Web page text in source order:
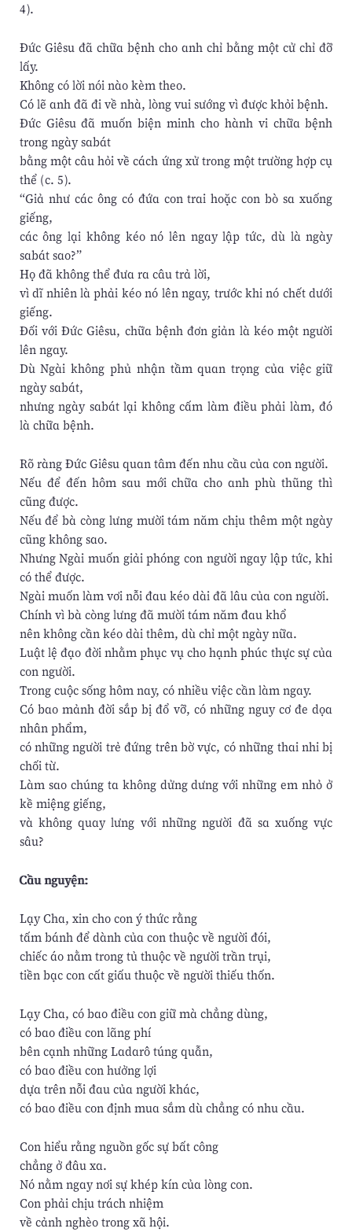
4).
Đức Giêsu đã chữa bệnh cho anh chỉ bằng một cử chỉ đỡ
lấy.
Không có lời nói nào kèm theo.
Có lẽ anh đã đi về nhà, lòng vui sướng vì được khỏi bệnh.
Đức Giêsu đã muốn biện minh cho hành vi chữa bệnh
trong ngày sabát
bằng một câu hỏi về cách ứng xử trong một trường hợp cụ
thể (c. 5).
“Giả như các ông có đứa con trai hoặc con bò sa xuống
giếng,
các ông lại không kéo nó lên ngay lập tức, dù là ngày
sabát sao?”
Họ đã không thể đưa ra câu trả lời,
vì dĩ nhiên là phải kéo nó lên ngay, trước khi nó chết dưới
giếng.
Đối với Đức Giêsu, chữa bệnh đơn giản là kéo một người
lên ngay.
Dù Ngài không phủ nhận tầm quan trọng của việc giữ
ngày sabát,
nhưng ngày sabát lại không cấm làm điều phải làm, đó
là chữa bệnh.
Rõ ràng Đức Giêsu quan tâm đến nhu cầu của con người.
Nếu để đến hôm sau mới chữa cho anh phù thũng thì
cũng được.
Nếu để bà còng lưng mười tám năm chịu thêm một ngày
cũng không sao.
Nhưng Ngài muốn giải phóng con người ngay lập tức, khi
có thể được.
Ngài muốn làm vơi nỗi đau kéo dài đã lâu của con người.
Chính vì bà còng lưng đã mười tám năm đau khổ
nên không cần kéo dài thêm, dù chỉ một ngày nữa.
Luật lệ đạo đời nhằm phục vụ cho hạnh phúc thực sự của
con người.
Trong cuộc sống hôm nay, có nhiều việc cần làm ngay.
Có bao mảnh đời sắp bị đổ vỡ, có những nguy cơ đe dọa
nhân phẩm,
có những người trẻ đứng trên bờ vực, có những thai nhi bị
chối từ.
Làm sao chúng ta không dửng dưng với những em nhỏ ở
kề miệng giếng,
và không quay lưng với những người đã sa xuống vực
sâu?
Cầu nguyện:
Lạy Cha, xin cho con ý thức rằng
tấm bánh để dành của con thuộc về người đói,
chiếc áo nằm trong tủ thuộc về người trần trụi,
tiền bạc con cất giấu thuộc về người thiếu thốn.
Lạy Cha, có bao điều con giữ mà chẳng dùng,
có bao điều con lãng phí
bên cạnh những Ladarô túng quẫn,
có bao điều con hưởng lợi
dựa trên nỗi đau của người khác,
có bao điều con định mua sắm dù chẳng có nhu cầu.
Con hiểu rằng nguồn gốc sự bất công
chẳng ở đâu xa.
Nó nằm ngay nơi sự khép kín của lòng con.
Con phải chịu trách nhiệm
về cảnh nghèo trong xã hội.